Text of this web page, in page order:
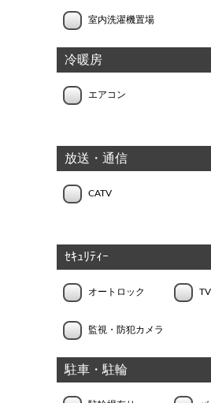
室内洗濯機置場
冷暖房
エアコン
放送・通信
CATV
ｾｷｭﾘﾃｨｰ
オートロック
監視・防犯カメラ
駐車・駐輪